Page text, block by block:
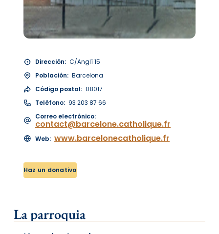
Dirección: C/Anglí 15
Población: Barcelona
Código postal: 08017
Teléfono: 93 203 87 66
Correo electrónico:
contact@barcelone.catholique.fr
Web: www.barcelonecatholique.fr
Haz un donativo
La parroquia